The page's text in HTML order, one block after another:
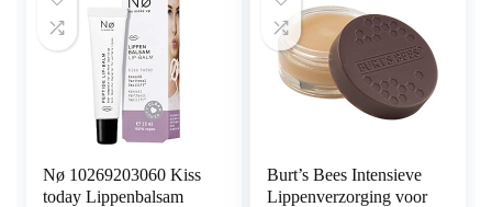
Nø 10269203060 Kiss
today Lippenbalsam
Burt’s Bees Intensieve
Lippenverzorging voor